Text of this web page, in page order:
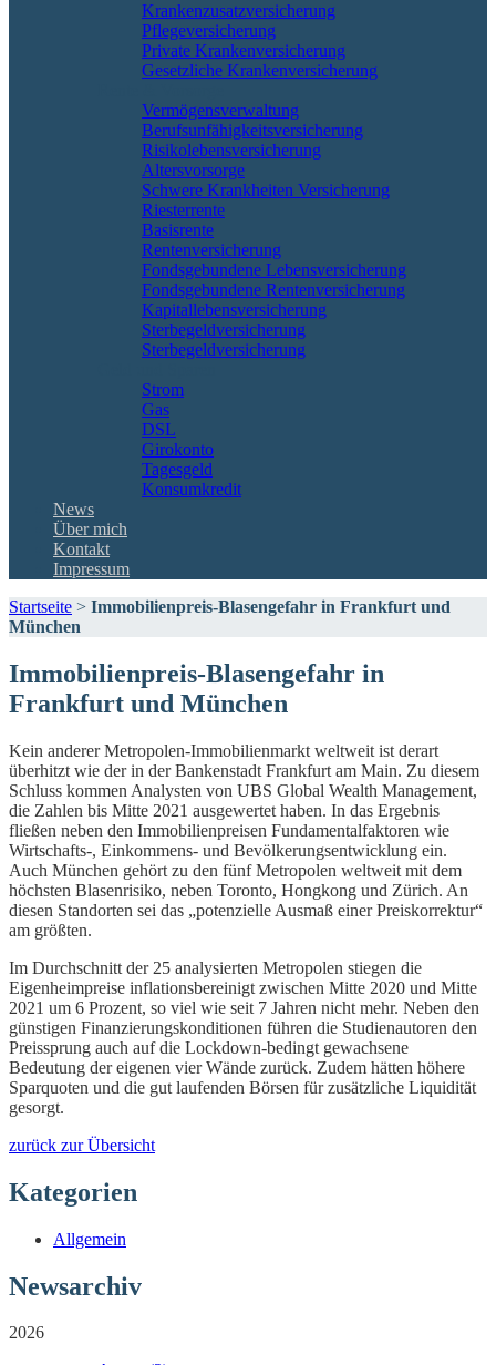
Krankenzusatzversicherung
Pflegeversicherung
Private Krankenversicherung
Gesetzliche Krankenversicherung
Vermögensverwaltung
Berufs­unfähigkeitsversicherung
Risikolebensversicherung
Altersvorsorge
Schwere Krankheiten Versicherung
Riesterrente
Basisrente
Rentenversicherung
Fondsgebundene Lebensversicherung
Fondsgebundene Rentenversicherung
Kapitallebensversicherung
Sterbegeldversicherung
Sterbegeldversicherung
Strom
Gas
DSL
Girokonto
Tagesgeld
Konsumkredit
News
Über mich
Kontakt
Impressum
Startseite > Immobilienpreis-Blasengefahr in Frankfurt und
München
Immobilienpreis-Blasengefahr in
Frankfurt und München
Kein anderer Metropolen-Immobilienmarkt weltweit ist derart
überhitzt wie der in der Bankenstadt Frankfurt am Main. Zu diesem
Schluss kommen Analysten von UBS Global Wealth Management,
die Zahlen bis Mitte 2021 ausgewertet haben. In das Ergebnis
fließen neben den Immobilienpreisen Fundamentalfaktoren wie
Wirtschafts-, Einkommens- und Bevölkerungsentwicklung ein.
Auch München gehört zu den fünf Metropolen weltweit mit dem
höchsten Blasenrisiko, neben Toronto, Hongkong und Zürich. An
diesen Standorten sei das „potenzielle Ausmaß einer Preiskorrektur“
am größten.
Im Durchschnitt der 25 analysierten Metropolen stiegen die
Eigenheimpreise inflationsbereinigt zwischen Mitte 2020 und Mitte
2021 um 6 Prozent, so viel wie seit 7 Jahren nicht mehr. Neben den
günstigen Finanzierungskonditionen führen die Studienautoren den
Preissprung auch auf die Lockdown-bedingt gewachsene
Bedeutung der eigenen vier Wände zurück. Zudem hätten höhere
Sparquoten und die gut laufenden Börsen für zusätzliche Liquidität
gesorgt.
zurück zur Übersicht
Kategorien
Allgemein
Newsarchiv
2026